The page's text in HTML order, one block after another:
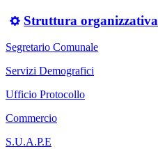
Struttura organizzativa
Segretario Comunale
Servizi Demografici
Ufficio Protocollo
Commercio
S.U.A.P.E